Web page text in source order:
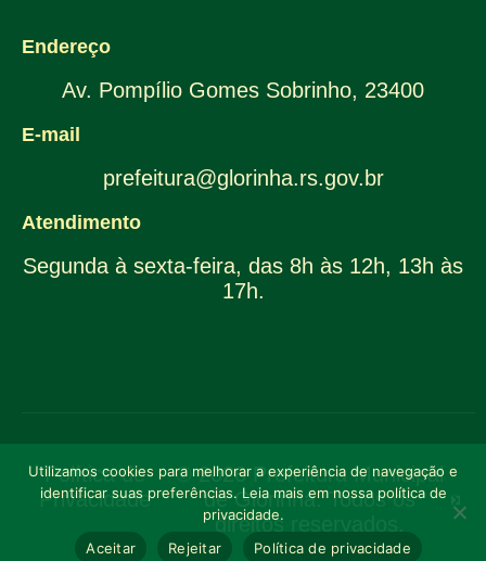
Endereço
Av. Pompílio Gomes Sobrinho, 23400
E-mail
prefeitura@glorinha.rs.gov.br
Atendimento
Segunda à sexta-feira, das 8h às 12h, 13h às
17h.
Política de
Privacidade
© 2026 Prefeitura Municipal
de Glorinha. Todos os
direitos reservados.
Utilizamos cookies para melhorar a experiência de navegação e
identificar suas preferências. Leia mais em nossa política de
privacidade.
Aceitar
Rejeitar Política de privacidade